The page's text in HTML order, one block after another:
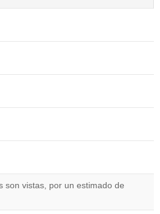
son vistas, por un estimado de